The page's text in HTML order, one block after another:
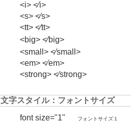
<i> <⁄i>
<s> <⁄s>
<tt> <⁄tt>
<big> <⁄big>
<small> <⁄small>
<em> <⁄em>
<strong> <⁄strong>
文字スタイル：フォントサイズ
font size="1"
フォントサイズ１